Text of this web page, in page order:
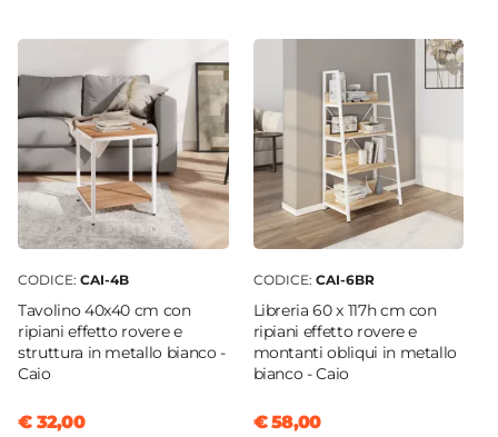
CODICE: CAI-4B
Tavolino 40x40 cm con
ripiani effetto rovere e
struttura in metallo bianco -
Caio
€ 32,00
CODICE: CAI-6BR
Libreria 60 x 117h cm con
ripiani effetto rovere e
montanti obliqui in metallo
bianco - Caio
€ 58,00